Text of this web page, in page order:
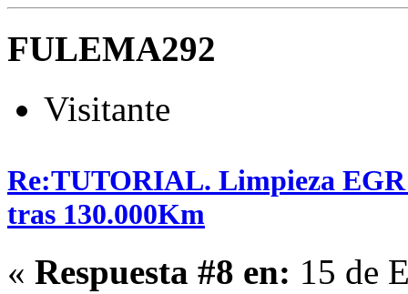
FULEMA292
Visitante
Re:TUTORIAL. Limpieza
tras 130.000Km
« Respuesta #8 en: 15 de